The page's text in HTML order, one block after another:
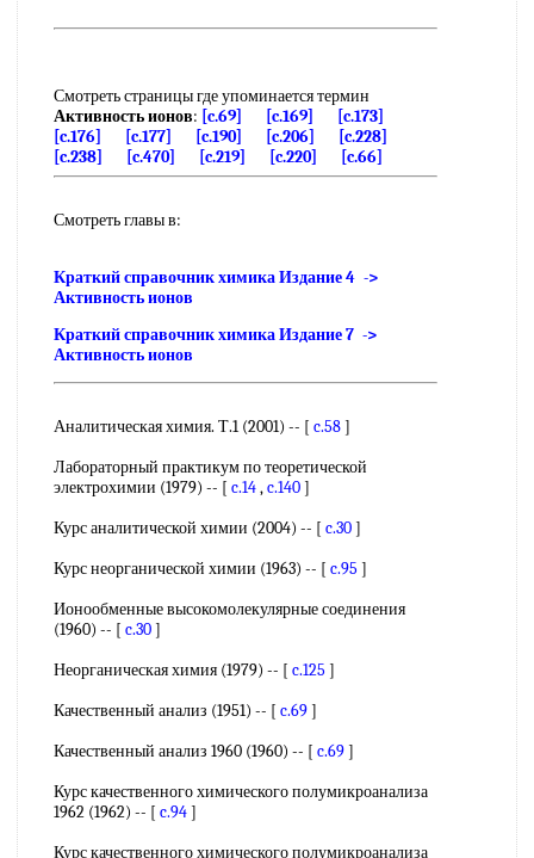
Смотреть страницы где упоминается термин
Активность ионов: [c.69] [c.169]
[c.173]
[c.176]
[c.177] [c.190] [c.206]
[c.228]
[c.238]
[c.470] [c.219] [c.220] [c.66]
Смотреть главы в:
Краткий справочник химика Издание 4 ->
Активность ионов
Краткий справочник химика Издание 7 ->
Активность ионов
Аналитическая химия. Т.1 (2001) -- [ c.58]
Лабораторный практикум по теоретической
электрохимии (1979) -- [ c.14,c.140]
Курс аналитической химии (2004) -- [ c.30]
Курс неорганической химии (1963) -- [ c.95 ]
Ионообменные высокомолекулярные соединения
(1960) -- [ c.30]
Неорганическая химия (1979) -- [ c.125 ]
Качественный анализ (1951) -- [ c.69]
Качественный анализ 1960 (1960) -- [ c.69]
Курс качественного химического полумикроанализа
1962 (1962) -- [ c.94]
Курс качественного химического полумикроанализа